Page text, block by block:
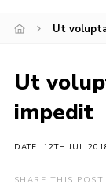
Scout Hut
Contact
Ut
Ut
impedit
DATE: 12TH JUL
SHARE THIS POST